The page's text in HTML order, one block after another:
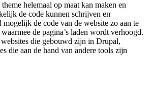
helemaal op maat kan maken en
de code kunnen schrijven en
mogelijk de code van de website zo aan te
de pagina’s laden wordt verhoogd.
die gebouwd zijn in Drupal,
die aan de hand van andere tools zijn